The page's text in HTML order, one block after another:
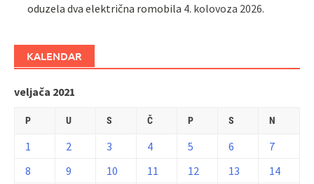
oduzela dva električna romobila 4. kolovoza 2026.
KALENDAR
veljača 2021
P U S Č P S N
1 2 3 4 5 6
7
8
9 10 11 12 13
14